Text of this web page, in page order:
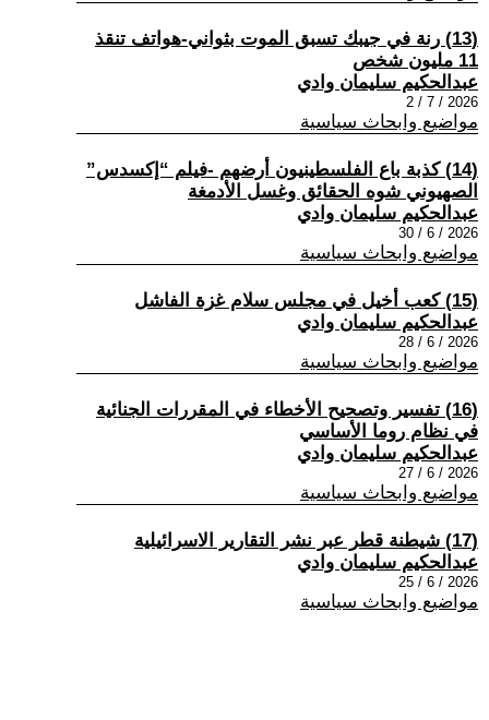
(13) رنة في جيبك تسبق الموت بثواني-هواتف تنقذ
11 مليون شخص
عبدالحكيم سليمان وادي
2026 / 7 / 2
مواضيع وابحاث سياسية
(14) كذبة باع الفلسطينيون أرضهم -فيلم “إكسدس”
الصهيوني شوه الحقائق وغسل الأدمغة
عبدالحكيم سليمان وادي
2026 / 6 / 30
مواضيع وابحاث سياسية
(15) كعب أخيل في مجلس سلام غزة الفاشل
عبدالحكيم سليمان وادي
2026 / 6 / 28
مواضيع وابحاث سياسية
(16) تفسير وتصحيح الأخطاء في المقررات الجنائية
في نظام روما الأساسي
عبدالحكيم سليمان وادي
2026 / 6 / 27
مواضيع وابحاث سياسية
(17) شيطنة قطر عبر نشر التقارير الاسرائيلية
عبدالحكيم سليمان وادي
2026 / 6 / 25
مواضيع وابحاث سياسية